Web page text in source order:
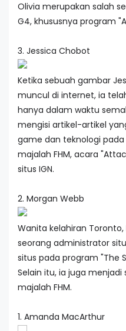
Olivia merupakan salah
G4, khususnya program
3. Jessica Chobot
Ketika sebuah gambar
muncul di internet, ia
hanya dalam waktu
mengisi artikel-artikel
game dan teknologi
majalah FHM, acara
situs IGN.
2. Morgan Webb
Wanita kelahiran
seorang administrator
situs pada program "The
Selain itu, ia juga
majalah FHM.
1. Amanda MacArthur